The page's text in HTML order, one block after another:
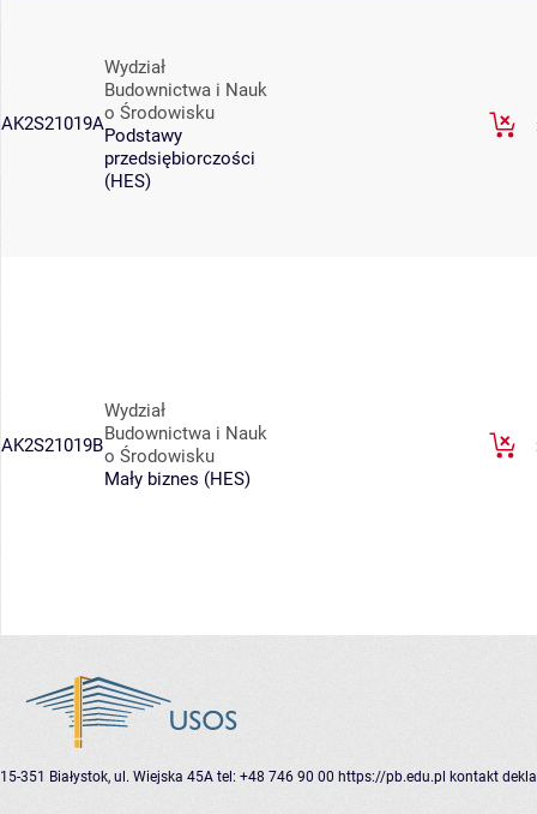
AK2S21019A
Wydział
Budownictwa i Nauk
o Środowisku
Podstawy
przedsiębiorczości
(HES)
AK2S21019B
Wydział
Budownictwa i Nauk
o Środowisku
Mały biznes (HES)
15-351 Białystok, ul. Wiejska 45A tel: +48 746 90 00 https://pb.edu.pl kontakt